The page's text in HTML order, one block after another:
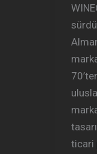
ticari